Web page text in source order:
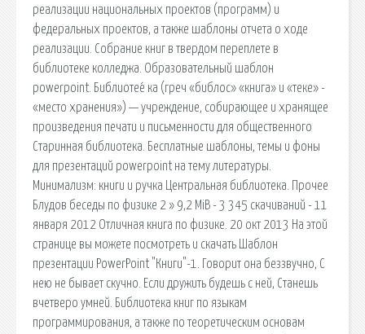
реализации национальных проектов (программ) и
федеральных проектов, а также шаблоны отчета о ходе
реализации. Собрание книг в твердом переплете в
библиотеке колледжа. Образовательный шаблон
powerpoint. Библиотее́ ка (греч «библос» «книга» и «теке» -
«место хранения») — учреждение, собирающее и хранящее
произведения печати и письменности для общественного
Старинная библиотека. Бесплатные шаблоны, темы и фоны
для презентаций powerpoint на тему литературы.
Минимализм: книги и ручка Центральная библиотека. Прочее
Блудов беседы по физике 2 » 9,2 MiB - 3 345 скачиваний - 11
января 2012 Отличная книга по физике. 20 окт 2013 На этой
странице вы можете посмотреть и скачать Шаблон
презентации PowerPoint "Книги"-1. Говорит она беззвучно, С
нею не бывает скучно. Если дружить будешь с ней, Станешь
вчетверо умней. Библиотека книг по языкам
программирования, а также по теоретическим основам